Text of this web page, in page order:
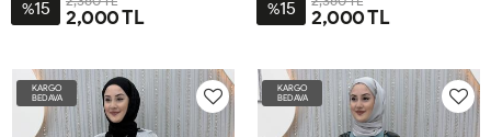
2XL-
48-
50
3XL-
52-
54
44
XL-
%15 2,000 TL
2XL-
48-
50
3XL-
52-
54
44
XL-
46
%15 2,000 TL
KARGO
BEDAVA
KARGO
BEDAVA